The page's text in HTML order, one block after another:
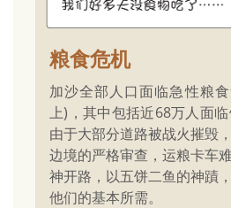
粮食危机
加沙全部人口面临急性粮
上)，其中包括近68万人面临
由于大部分道路被战火摧毁
边境的严格审查，运粮卡车
神开路，以五饼二鱼的神蹟
他们的基本所需。